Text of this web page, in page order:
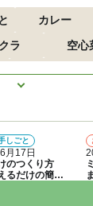
カレー
ラ 空心
もっと見る
しごと
月17日
のつくり方
るだけの簡単